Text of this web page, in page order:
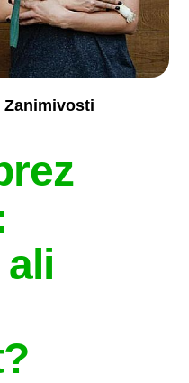
Zanimivosti